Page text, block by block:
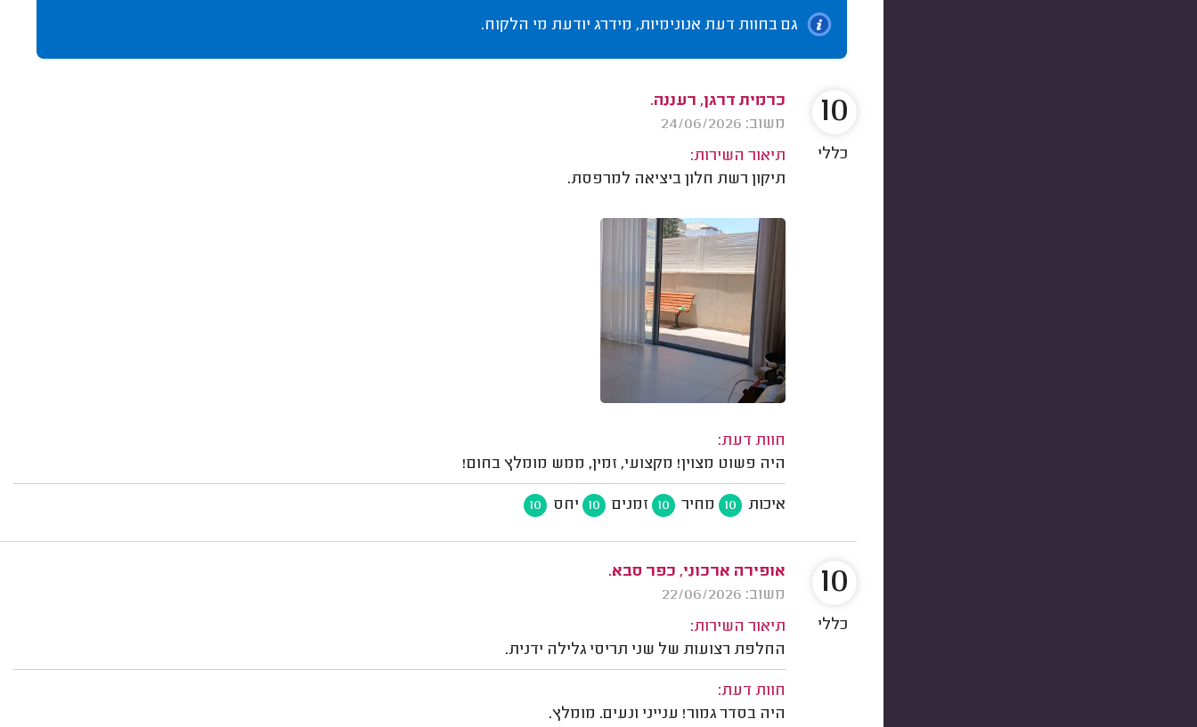
גם בחוות דעת אנונימיות, מידרג יודעת מי הלקוח.
כרמית דרגן, רעננה.
משוב: 24/06/2026
תיאור השירות:
תיקון רשת חלון ביציאה למרפסת.
חוות דעת:
היה פשוט מצוין! מקצועי, זמין, ממש מומלץ בחום!
איכות 10 מחיר 10 זמנים 10 יחס 10
10
כללי
אופירה ארכוני, כפר סבא.
משוב: 22/06/2026
תיאור השירות:
החלפת רצועות של שני תריסי גלילה ידנית.
חוות דעת:
היה בסדר גמור! ענייני ונעים. מומלץ.
10
כללי